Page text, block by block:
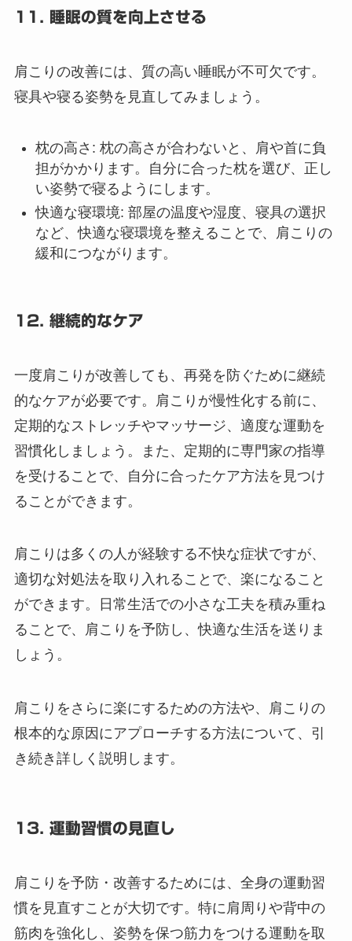
11. 睡眠の質を向上させる
肩こりの改善には、質の高い睡眠が不可欠です。
寝具や寝る姿勢を見直してみましょう。
枕の高さ : 枕の高さが合わないと、肩や首に負
担がかかります。自分に合った枕を選び、正し
い姿勢で寝るようにします。
快適な寝環境: 部屋の温度や湿度、寝具の選択
など、快適な寝環境を整えることで、肩こりの
緩和につながります。
12. 継続的なケア
一度肩こりが改善しても、再発を防ぐために継続
的なケアが必要です。肩こりが慢性化する前に、
定期的なストレッチやマッサージ、適度な運動を
習慣化しましょう。また、定期的に専門家の指導
を受けることで、自分に合ったケア方法を見つけ
ることができます。
肩こりは多くの人が経験する不快な症状ですが、
適切な対処法を取り入れることで、楽になること
ができます。日常生活での小さな工夫を積み重ね
ることで、肩こりを予防し、快適な生活を送りま
しょう。
肩こりをさらに楽にするための方法や、肩こりの
根本的な原因にアプローチする方法について、引
き続き詳しく説明します。
13. 運動習慣の見直し
肩こりを予防・改善するためには、全身の運動習
慣を見直すことが大切です。特に肩周りや背中の
筋肉を強化し、姿勢を保つ筋力をつける運動を取